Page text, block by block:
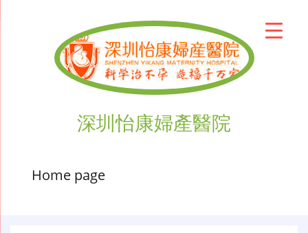
深圳怡康婦產醫院
Home page